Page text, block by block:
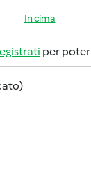
In cima
per